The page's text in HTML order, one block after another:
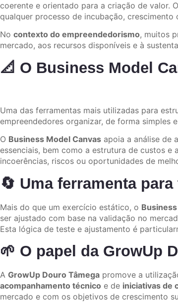
coerente e orientado para a criação de valor. O
qualquer processo de incubação,
No contexto do empreendedorismo, muitos
mercado, aos recursos disponíveis e à
📐 O Business Model
Uma das ferramentas mais utilizadas para
empreendedores organizar, de forma
O Business Model Canvas apoia a análise de
essenciais, bem como a estrutura de custos
incoerências, riscos ou oportunidades de
🔄 Uma ferramenta
Mais do que um exercício estático, o
ser ajustado com base na validação no
Esta lógica de teste e ajustamento é
🌱 O papel da GrowUp
A GrowUp Douro Tâmega promove a
acompanhamento técnico e de iniciativas de
mercado e com os objetivos de crescimento